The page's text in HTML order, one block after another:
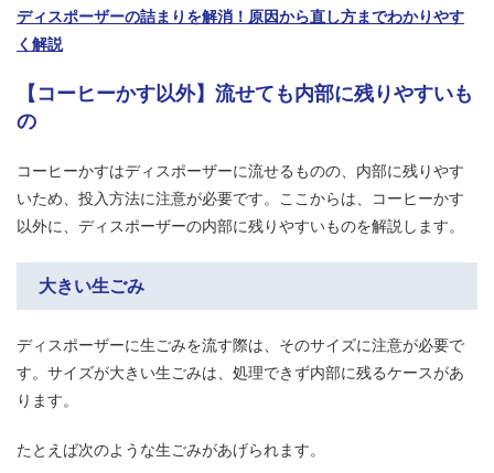
ディスポーザーの詰まりを解消！原因から直し方までわかりやす
く解説
【コーヒーかす以外】流せても内部に残りやすいも
の
コーヒーかすはディスポーザーに流せるものの、内部に残りやす
いため、投入方法に注意が必要です。ここからは、コーヒーかす
以外に、ディスポーザーの内部に残りやすいものを解説します。
大きい生ごみ
ディスポーザーに生ごみを流す際は、そのサイズに注意が必要で
す。サイズが大きい生ごみは、処理できず内部に残るケースがあ
ります。
たとえば次のような生ごみがあげられます。